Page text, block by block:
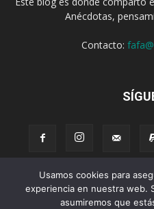
Anécdotas,
Contacto:
Acerca de Donar Radio
Suscribirse
Privacidad
Usamos cookies para
experiencia en nuestra web.
asumiremos que